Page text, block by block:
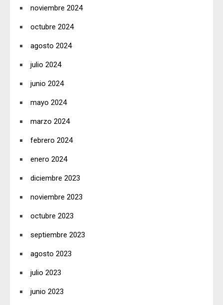
noviembre 2024
octubre 2024
agosto 2024
julio 2024
junio 2024
mayo 2024
marzo 2024
febrero 2024
enero 2024
diciembre 2023
noviembre 2023
octubre 2023
septiembre 2023
agosto 2023
julio 2023
junio 2023